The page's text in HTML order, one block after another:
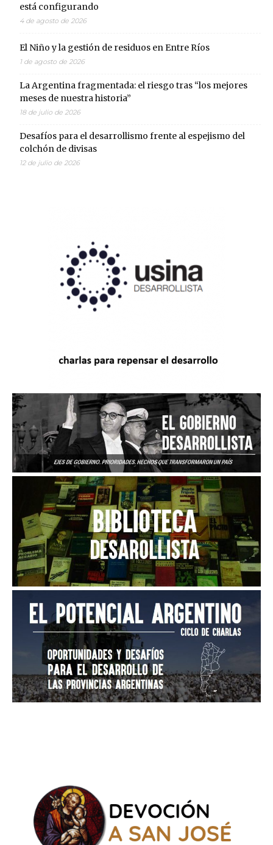
está configurando
4 de agosto de 2026
El Niño y la gestión de residuos en Entre Ríos
1 de agosto de 2026
La Argentina fragmentada: el riesgo tras “los mejores
meses de nuestra historia”
18 de julio de 2026
Desafíos para el desarrollismo frente al espejismo del
colchón de divisas
12 de julio de 2026